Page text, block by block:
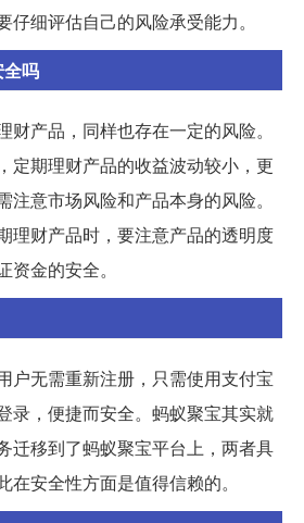
细评估自己的风险承受能力。
吗
财产品，同样也存在一定的风险。
定期理财产品的收益波动较小，更
注意市场风险和产品本身的风险。
理财产品时，要注意产品的透明度
金的安全。
户无需重新注册，只需使用支付宝
录，便捷而安全。蚂蚁聚宝其实就
迁移到了蚂蚁聚宝平台上，两者具
安全性方面是值得信赖的。